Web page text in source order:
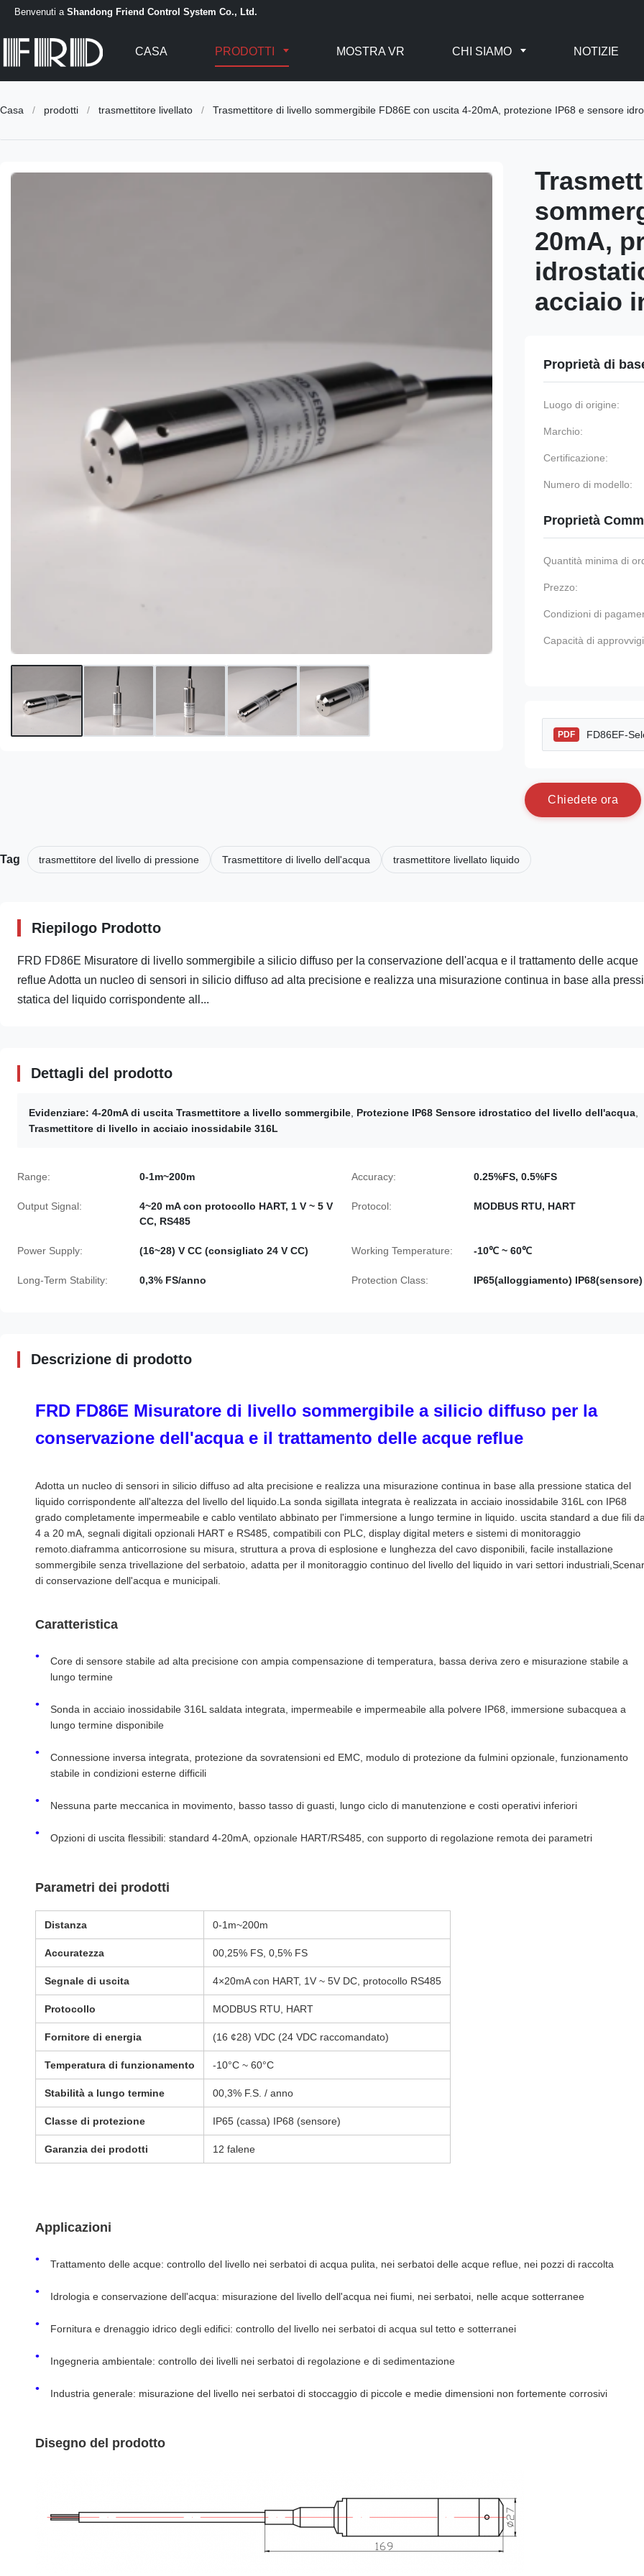
Benvenuti a Shandong Friend Control System Co., Ltd.
CASA PRODOTTI MOSTRA VR CHI SIAMO NOTIZIE
Casa / prodotti / trasmettitore livellato / Trasmettitore di livello sommergibile FD86E con uscita 4-20mA, protezione IP68 e sensore
20mA,
acciaio
Proprietà di
Luogo di origine:
Marchio:
Certificazione:
Numero di modello:
Proprietà
Quantità minima di
Prezzo:
Condizioni di
Capacità di
PDF FD86EF-
C hiedete ora
Tag trasmettitore del livello di pressione Trasmettitore di livello dell'acqua trasmettitore livellato liquido
Riepilogo Prodotto
FRD FD86E Misuratore di livello sommergibile a silicio diffuso per la conservazione dell'acqua e il trattamento delle acque
reflue Adotta un nucleo di sensori in silicio diffuso ad alta precisione e realizza una misurazione continua in base alla
statica del liquido corrispondente all...
Dettagli del prodotto
Evidenziare: 4-20mA di uscita Trasmettitore a livello sommergibile Protezione IP68 Sensore idrostatico del livello dell'acqua
Trasmettitore di livello in acciaio inossidabile 316L
Range: 0-1m~200m Accuracy: 0.25%FS, 0.5%FS
Output Signal:
4~20 mA con protocollo HART, 1 V ~ 5 V
CC, RS485
Protocol: MODBUS RTU, HART
Power Supply: (16~28) V CC (consigliato 24 V CC) Working Temperature: -10℃ ~ 60℃
Long-Term Stability: 0,3% FS/anno Protection Class: IP65(alloggiamento) IP68(sensore)
Descrizione di prodotto
FRD FD86E Misuratore di livello sommergibile a silicio diffuso per la
conservazione dell'acqua e il trattamento delle acque reflue
Adotta un nucleo di sensori in silicio diffuso ad alta precisione e realizza una misurazione continua in base alla pressione statica del
liquido corrispondente all'altezza del livello del liquido.La sonda sigillata integrata è realizzata in acciaio inossidabile 316L con IP68
grado completamente impermeabile e cablo ventilato abbinato per l'immersione a lungo termine in liquido. uscita standard a due fili
4 a 20 mA, segnali digitali opzionali HART e RS485, compatibili con PLC, display digital meters e sistemi di monitoraggio
remoto.diaframma anticorrosione su misura, struttura a prova di esplosione e lunghezza del cavo disponibili, facile installazione
sommergibile senza trivellazione del serbatoio, adatta per il monitoraggio continuo del livello del liquido in vari settori
di conservazione dell'acqua e municipali.
Caratteristica
Core di sensore stabile ad alta precisione con ampia compensazione di temperatura, bassa deriva zero e misurazione stabile a
lungo termine
Sonda in acciaio inossidabile 316L saldata integrata, impermeabile e impermeabile alla polvere IP68, immersione subacquea a
lungo termine disponibile
Connessione inversa integrata, protezione da sovratensioni ed EMC, modulo di protezione da fulmini opzionale, funzionamento
stabile in condizioni esterne difficili
Nessuna parte meccanica in movimento, basso tasso di guasti, lungo ciclo di manutenzione e costi operativi inferiori
Opzioni di uscita flessibili: standard 4-20mA, opzionale HART/RS485, con supporto di regolazione remota dei parametri
Parametri dei prodotti
Distanza 0-1m~200m
Accuratezza 00,25% FS, 0,5% FS
Segnale di uscita 4×20mA con HART, 1V ~ 5V DC, protocollo RS485
Protocollo MODBUS RTU, HART
Fornitore di energia (16 ¢28) VDC (24 VDC raccomandato)
Temperatura di funzionamento -10°C ~ 60°C
Stabilità a lungo termine 00,3% F.S. / anno
Classe di protezione IP65 (cassa) IP68 (sensore)
Garanzia dei prodotti 12 falene
Applicazioni
Trattamento delle acque: controllo del livello nei serbatoi di acqua pulita, nei serbatoi delle acque reflue, nei pozzi di raccolta
Idrologia e conservazione dell'acqua: misurazione del livello dell'acqua nei fiumi, nei serbatoi, nelle acque sotterranee
Fornitura e drenaggio idrico degli edifici: controllo del livello nei serbatoi di acqua sul tetto e sotterranei
Ingegneria ambientale: controllo dei livelli nei serbatoi di regolazione e di sedimentazione
Industria generale: misurazione del livello nei serbatoi di stoccaggio di piccole e medie dimensioni non fortemente corrosivi
Disegno del prodotto